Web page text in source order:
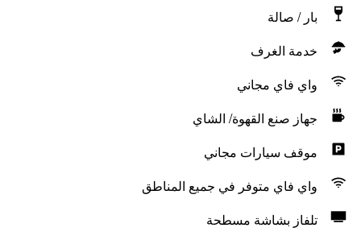
بار / صالة
خدمة الغرف
واي فاي مجاني
جهاز صنع القهوة/ الشاي
موقف سيارات مجاني
واي فاي متوفر في جميع المناطق
تلفاز بشاشة مسطحة